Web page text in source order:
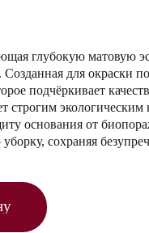
глубокую матовую
Созданная для окраски
подчёркивает
строгим
основания от
сохраняя